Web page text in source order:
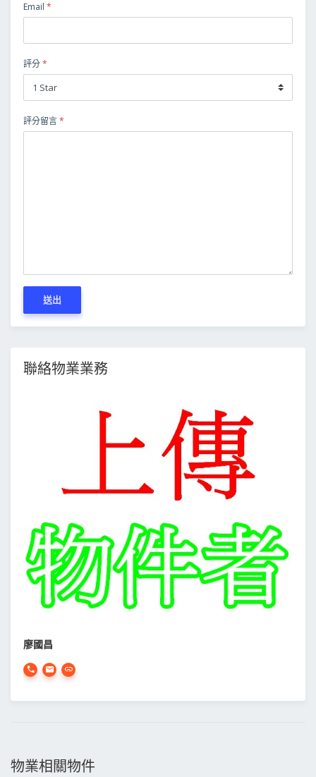
Email *
評分*
評分留言*
送出
聯絡物業業務
廖國昌
物業相關物件